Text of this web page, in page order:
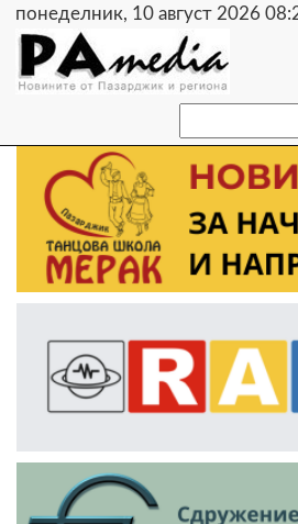
понеделник, 10 август 2026